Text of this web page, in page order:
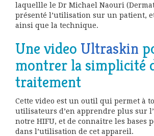
laquellle le Dr Michael Naouri
présenté l’utilisation sur un patient,
ainsi que la technique.
Une video Ultraskin
montrer la simplicité
traitement
Cette video est un outil qui permet à
utilisateurs d’en apprendre plus sur
notre HIFU, et de connaitre les bases
dans l’utilisation de cet appareil.